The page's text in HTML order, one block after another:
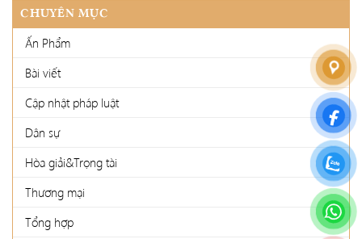
CHUYÊN MỤC
Ấn Phẩm
Bài viết
Cập nhật pháp luật
Dân sự
Hòa giải&Trọng tài
Thương mại
Tổng hợp